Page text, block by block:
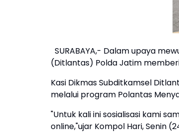
SURABAYA,- Dalam upaya
(Ditlantas) Polda Jatim
Kasi Dikmas Subditkamsel
melalui program Polantas
"Untuk kali ini sosialisasi kami
online,"ujar Kompol Hari, Senin